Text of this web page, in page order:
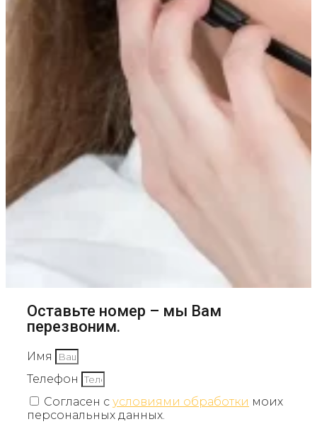
Оставьте номер – мы Вам
перезвоним.
Имя
Телефон
Согласен с условиями обработки моих
персональных данных.